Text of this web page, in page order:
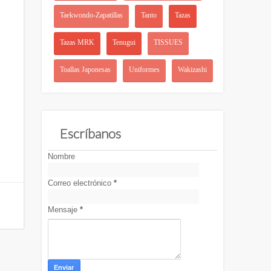
Taekwondo-Zapatillas Tanto Tazas
Tazas MRK Tenugui TISSUES
Toallas Japonesas Uniformes Wakizashi
Escríbanos
Nombre
Correo electrónico *
Mensaje *